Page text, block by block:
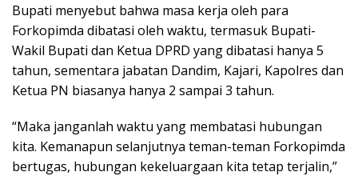
Bupati menyebut bahwa masa kerja oleh para
Forkopimda dibatasi oleh waktu, termasuk Bupati-
Wakil Bupati dan Ketua DPRD yang dibatasi hanya 5
tahun, sementara jabatan Dandim, Kajari, Kapolres dan
Ketua PN biasanya hanya 2 sampai 3 tahun.
“Maka janganlah waktu yang membatasi hubungan
kita. Kemanapun selanjutnya teman-teman Forkopimda
bertugas, hubungan kekeluargaan kita tetap terjalin,”